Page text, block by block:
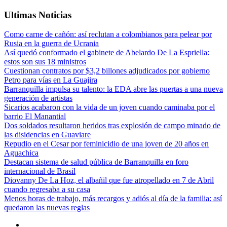
Ultimas Noticias
Como carne de cañón: así reclutan a colombianos para pelear por
Rusia en la guerra de Ucrania
Así quedó conformado el gabinete de Abelardo De La Espriella:
estos son sus 18 ministros
Cuestionan contratos por $3,2 billones adjudicados por gobierno
Petro para vías en La Guajira
Barranquilla impulsa su talento: la EDA abre las puertas a una nueva
generación de artistas
Sicarios acabaron con la vida de un joven cuando caminaba por el
barrio El Manantial
Dos soldados resultaron heridos tras explosión de campo minado de
las disidencias en Guaviare
Repudio en el Cesar por feminicidio de una joven de 20 años en
Aguachica
Destacan sistema de salud pública de Barranquilla en foro
internacional de Brasil
Diovanny De La Hoz, el albañil que fue atropellado en 7 de Abril
cuando regresaba a su casa
Menos horas de trabajo, más recargos y adiós al día de la familia: así
quedaron las nuevas reglas